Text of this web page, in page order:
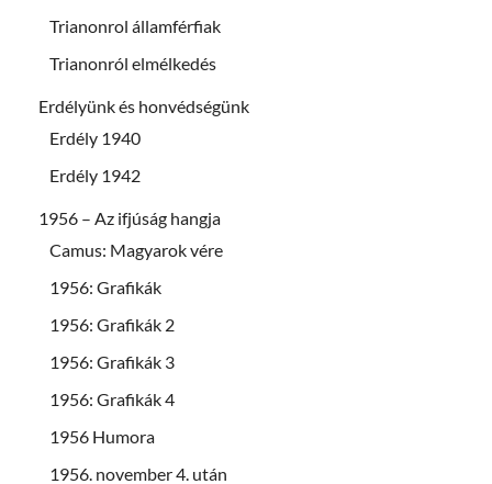
Trianonrol államférfiak
Trianonról elmélkedés
Erdélyünk és honvédségünk
Erdély 1940
Erdély 1942
1956 – Az ifjúság hangja
Camus: Magyarok vére
1956: Grafikák
1956: Grafikák 2
1956: Grafikák 3
1956: Grafikák 4
1956 Humora
1956. november 4. után